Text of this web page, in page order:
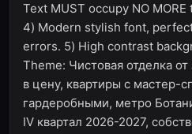
Text MUST occupy NO
4) Modern stylish font,
errors. 5) High contrast
Theme: Чистовая отделка
в цену, квартиры с мастер-
гардеробными, метро
IV квартал 2026-2027,